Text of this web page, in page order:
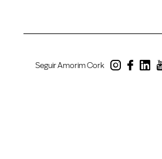
Seguir Amorim Cork